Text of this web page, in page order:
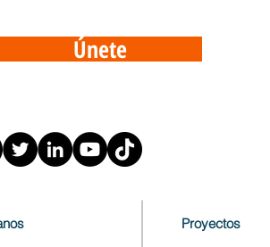
Únete
Proyectos